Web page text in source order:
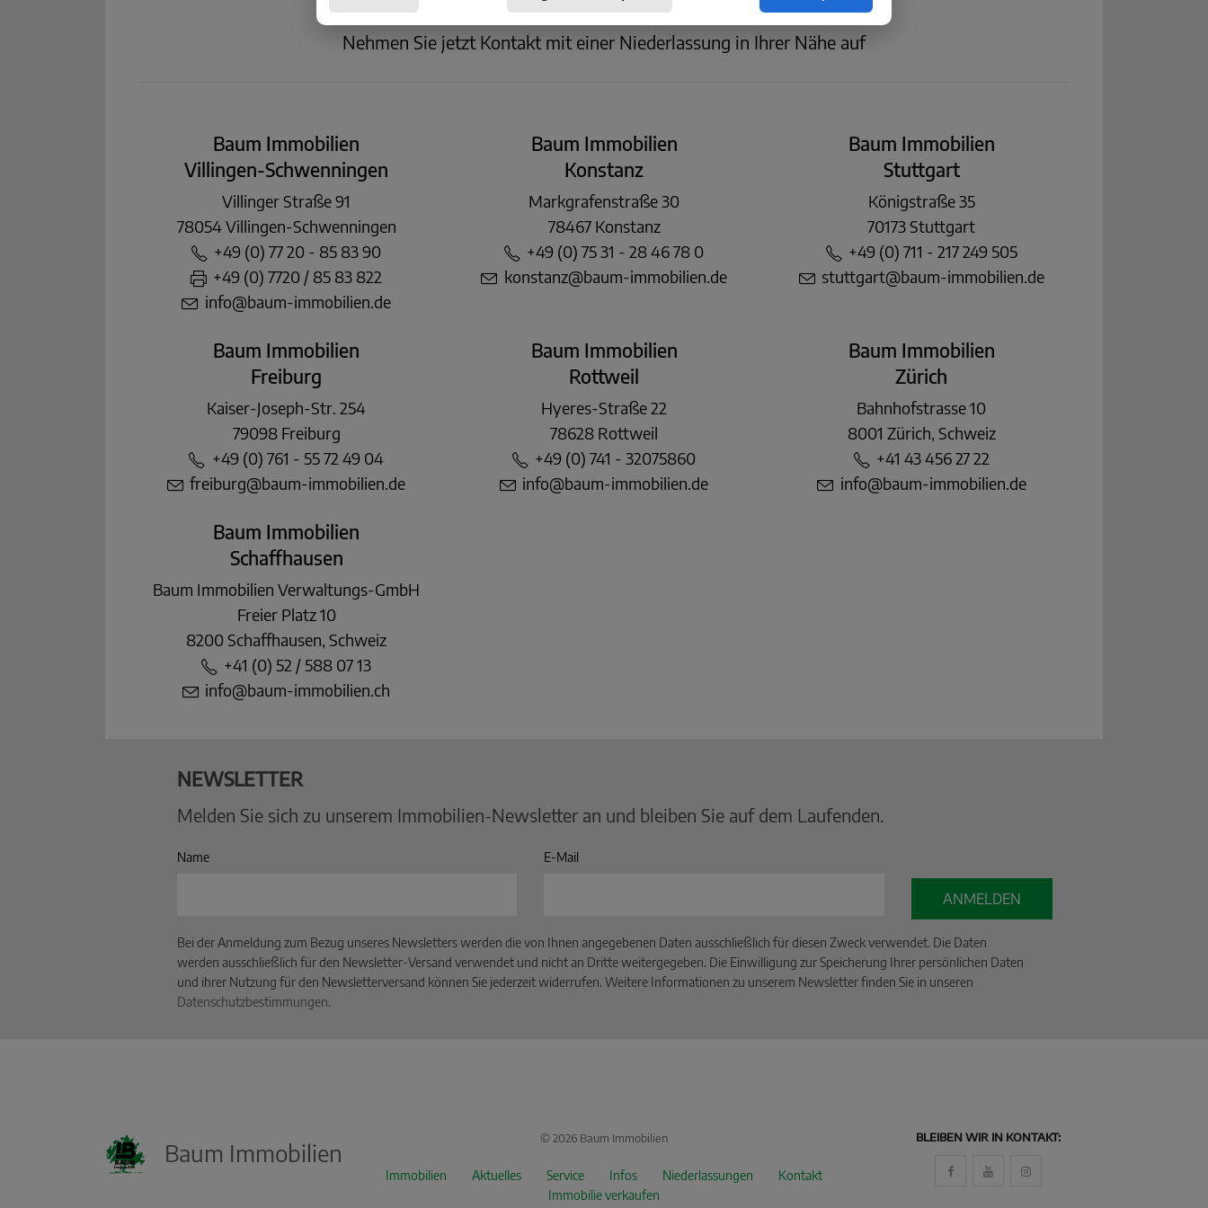
KONTAKT
Nehmen Sie jetzt Kontakt mit einer Niederlassung in Ihrer Nähe auf
Baum Immobilien
Villingen-Schwenningen
Villinger Straße 91
78054 Villingen-Schwenningen
+49 (0) 77 20 - 85 83 90
+49 (0) 7720 / 85 83 822
info@baum-immobilien.de
Baum Immobilien
Konstanz
Markgrafenstraße 30
78467 Konstanz
+49 (0) 75 31 - 28 46 78 0
konstanz@baum-immobilien.de
Baum Immobilien
Stuttgart
Königstraße 35
70173 Stuttgart
+49 (0) 711 - 217 249 505
stuttgart@baum-immobilien.de
Baum Immobilien
Freiburg
Kaiser-Joseph-Str. 254
79098 Freiburg
+49 (0) 761 - 55 72 49 04
freiburg@baum-immobilien.de
Baum Immobilien
Rottweil
Hyeres-Straße 22
78628 Rottweil
+49 (0) 741 - 32075860
info@baum-immobilien.de
Baum Immobilien
Zürich
Bahnhofstrasse 10
8001 Zürich, Schweiz
+41 43 456 27 22
info@baum-immobilien.de
Baum Immobilien
Schaffhausen
Baum Immobilien Verwaltungs-GmbH
Freier Platz 10
8200 Schaffhausen, Schweiz
+41 (0) 52 / 588 07 13
info@baum-immobilien.ch
NEWSLETTER
Melden Sie sich zu unserem Immobilien-Newsletter an und bleiben Sie auf dem Laufenden.
Name E-Mail
ANMELDEN
Bei der Anmeldung zum Bezug unseres Newsletters werden die von Ihnen angegebenen Daten ausschließlich für diesen Zweck verwendet. Die Daten
werden ausschließlich für den Newsletter-Versand verwendet und nicht an Dritte weitergegeben. Die Einwilligung zur Speicherung Ihrer persönlichen Daten
und ihrer Nutzung für den Newsletterversand können Sie jederzeit widerrufen. Weitere Informationen zu unserem Newsletter finden Sie in unseren
Datenschutzbestimmungen.
Baum Immobilien © 2026 Baum Immobilien
Immobilien Aktuelles Service Infos Niederlassungen
Kontakt
Immobilie verkaufen
BLEIBEN WIR IN KONTAKT: